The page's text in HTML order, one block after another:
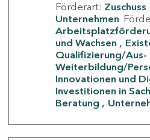
Förderart: Zuschuss
Unternehmen
und Wachsen
Qualifizierung/Aus-
Weiterbildung/
Innovationen und
Investitionen in
Beratung